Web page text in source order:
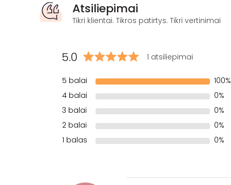
Atsiliepimai
Tikri klientai. Tikros patirtys. Tikri vertinimai
5.0 1 atsiliepimai
5 balai
100%
4 balai
0%
3 balai
0%
2 balai
0%
1 balas
0%